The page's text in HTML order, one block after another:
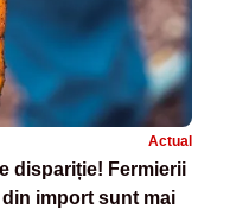
Actual
dispariție! Fermierii
import sunt mai